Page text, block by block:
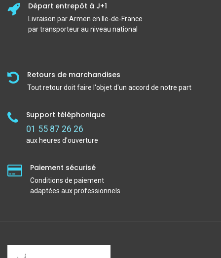
Départ entrepôt à J+1
Livraison par Armen en Ile-de-France
par transporteur au niveau national
Retours de marchandises
Tout retour doit faire l'objet d'un accord de notre part
Support téléphonique
01 55 87 26 26
aux heures d'ouverture
Paiement sécurisé
Conditions de paiement
adaptées aux professionnels